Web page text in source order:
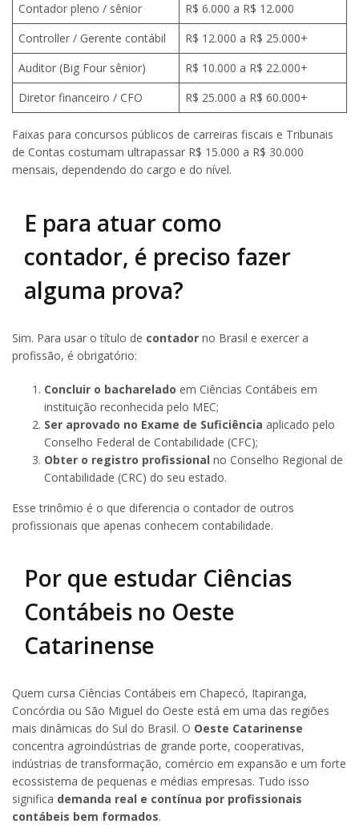
Contador pleno / sênior
R$ 6.000 a R$ 12.000
Controller / Gerente contábil
R$ 12.000 a R$ 25.000+
Auditor (Big Four sênior)
R$ 10.000 a R$ 22.000+
Diretor financeiro / CFO
R$ 25.000 a R$ 60.000+
Faixas para concursos públicos de carreiras fiscais e Tribunais
de Contas costumam ultrapassar R$ 15.000 a R$ 30.000
mensais, dependendo do cargo e do nível.
E para atuar como
contador, é preciso fazer
alguma prova?
Sim. Para usar o título de contador no Brasil e exercer a
profissão, é obrigatório:
Concluir o bacharelado em Ciências Contábeis em
instituição reconhecida pelo MEC;
Ser aprovado no Exame de Suficiência aplicado pelo
Conselho Federal de Contabilidade (CFC);
Obter o registro profissional no Conselho Regional de
Contabilidade (CRC) do seu estado.
Esse trinômio é o que diferencia o contador de outros
profissionais que apenas conhecem contabilidade.
Por que estudar Ciências
Contábeis no Oeste
Catarinense
Quem cursa Ciências Contábeis em Chapecó, Itapiranga,
Concórdia ou São Miguel do Oeste está em uma das regiões
mais dinâmicas do Sul do Brasil. O Oeste Catarinense
concentra agroindústrias de grande porte, cooperativas,
indústrias de transformação, comércio em expansão e um forte
ecossistema de pequenas e médias empresas. Tudo isso
significa demanda real e contínua por profissionais
contábeis bem formados.